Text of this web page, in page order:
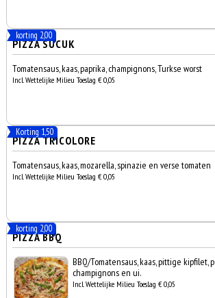
korting 2,00
PIZZA SUCUK
Tomatensaus, kaas, paprika, champignons, Turkse worst
Incl. Wettelijke Milieu Toeslag € 0,05
Korting 1,50
PIZZA TRICOLORE
Tomatensaus, kaas, mozarella, spinazie en verse tomaten
Incl. Wettelijke Milieu Toeslag € 0,05
korting 2,00
PIZZA BBQ
BBQ/Tomatensaus, kaas, pittige kipfilet,
champignons en ui.
Incl. Wettelijke Milieu Toeslag € 0,05